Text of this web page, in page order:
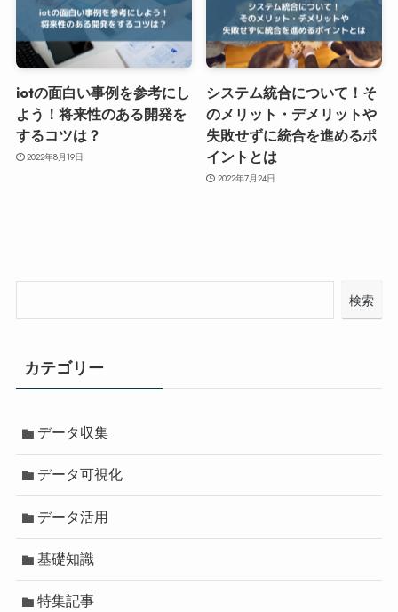
iotの面白い事例を参考にし
よう！将来性のある開発を
するコツは？
2022年8月19日
システム統合について！そ
のメリット・デメリットや
失敗せずに統合を進めるポ
イントとは
2022年7月24日
検索
カテゴリー
データ収集
データ可視化
データ活用
基礎知識
特集記事